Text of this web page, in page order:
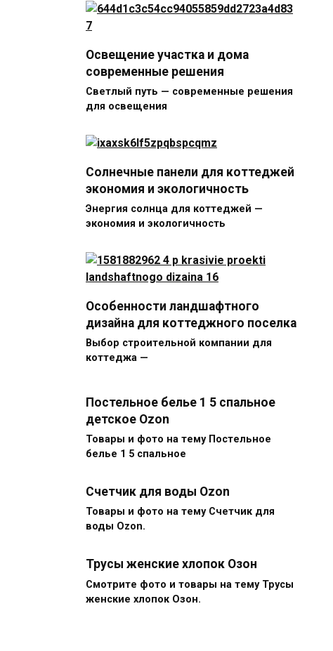
Освещение участка и дома
современные решения
Светлый путь — современные решения
для освещения
Солнечные панели для коттеджей
экономия и экологичность
Энергия солнца для коттеджей —
экономия и экологичность
Особенности ландшафтного
дизайна для коттеджного поселка
Выбор строительной компании для
коттеджа —
Постельное белье 1 5 спальное
детское Ozon
Товары и фото на тему Постельное
белье 1 5 спальное
Счетчик для воды Ozon
Товары и фото на тему Счетчик для
воды Ozon.
Трусы женские хлопок Озон
Смотрите фото и товары на тему Трусы
женские хлопок Озон.